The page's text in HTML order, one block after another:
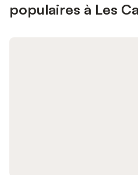
populaires à Les